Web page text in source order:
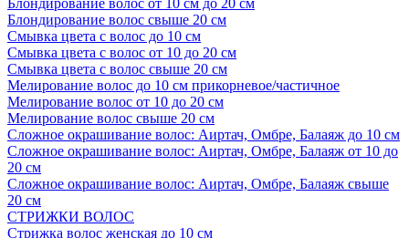
Блондирование волос от 10 см до 20 см
Блондирование волос свыше 20 см
Смывка цвета с волос до 10 см
Смывка цвета с волос от 10 до 20 см
Смывка цвета с волос свыше 20 см
Мелирование волос до 10 см прикорневое/частичное
Мелирование волос от 10 до 20 см
Мелирование волос свыше 20 см
Сложное окрашивание волос: Аиртач, Омбре, Балаяж до 10 см
Сложное окрашивание волос: Аиртач, Омбре, Балаяж от 10 до
20 см
Сложное окрашивание волос: Аиртач, Омбре, Балаяж свыше
20 см
СТРИЖКИ ВОЛОС
Стрижка волос женская до 10 см